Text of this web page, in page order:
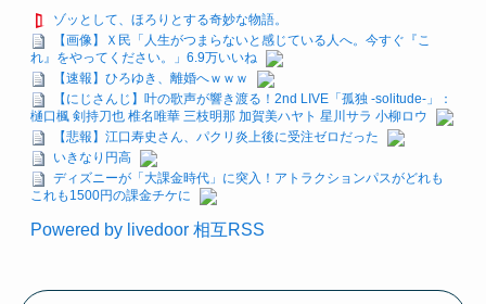
ゾッとして、ほろりとする奇妙な物語。
【画像】Ｘ民「人生がつまらないと感じている人へ。今すぐ『こ
れ』をやってください。」6.9万いいね
【速報】ひろゆき、離婚へｗｗｗ
【にじさんじ】叶の歌声が響き渡る！2nd LIVE「孤独 -solitude-」：
樋口楓 剣持刀也 椎名唯華 三枝明那 加賀美ハヤト 星川サラ 小柳ロウ
【悲報】江口寿史さん、パクリ炎上後に受注ゼロだった
いきなり円高
ディズニーが「大課金時代」に突入！アトラクションパスがどれも
これも1500円の課金チケに
Powered by livedoor 相互RSS